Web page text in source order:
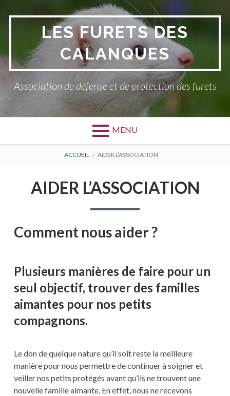
LES FURETS DES
CALANQUES
Association de défense et de protection des furets
MENU
D'ARIANE
ACCUEIL AIDER L’ASSOCIATION
AIDER L’ASSOCIATION
Comment nous aider ?
Plusieurs manières de faire pour un
seul objectif, trouver des familles
aimantes pour nos petits
compagnons.
Le don de quelque nature qu’il soit reste la meilleure
manière pour nous permettre de continuer à soigner et
veiller nos petits protégés avant qu’ils ne trouvent une
nouvelle famille aimante. En effet, nous ne recevons